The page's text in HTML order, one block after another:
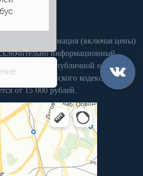
вся информация (включая цены)
информационный
не является публичной офертой,
437 Гражданского кодекса РФ.
от 15 000 рублей.